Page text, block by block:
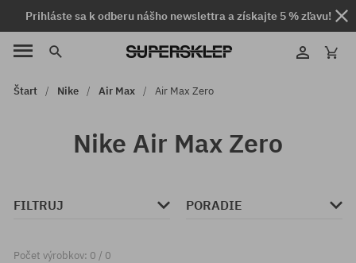
Prihláste sa k odberu nášho newslettra a získajte 5 % zľavu!
Štart Nike Air Max Air Max Zero
Nike Air Max Zero
FILTRUJ PORADIE
Počet výrobkov: 0 / 0